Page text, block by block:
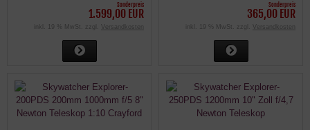
Sonderpreis
1.599,00 EUR
inkl. 19 % MwSt. zzgl. Versandkosten
Sonderpreis
365,00 EUR
inkl. 19 % MwSt. zzgl. Versandkosten